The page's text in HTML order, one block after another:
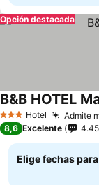
Opción destacada
3 Estrellas
Hotel Admite
B&B HOTEL
8,6 Excelente
Elige fechas